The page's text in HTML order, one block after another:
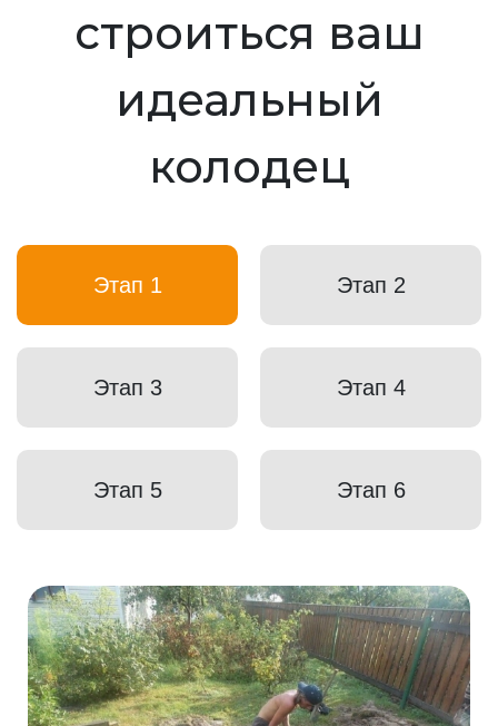
строиться ваш
идеальный
колодец
Этап 1 Этап 2
Этап 3 Этап 4
Этап 5 Этап 6